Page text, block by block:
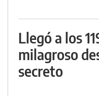
Llegó a los
milagroso
secreto